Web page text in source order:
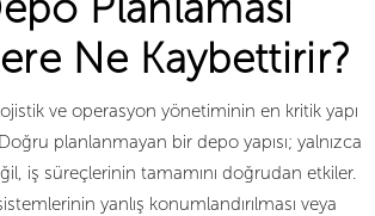
Ne Kaybettirir?
ve operasyon yönetiminin en kritik yapı
planlanmayan bir depo yapısı; yalnızca
iş süreçlerinin tamamını doğrudan etkiler.
yanlış konumlandırılması veya